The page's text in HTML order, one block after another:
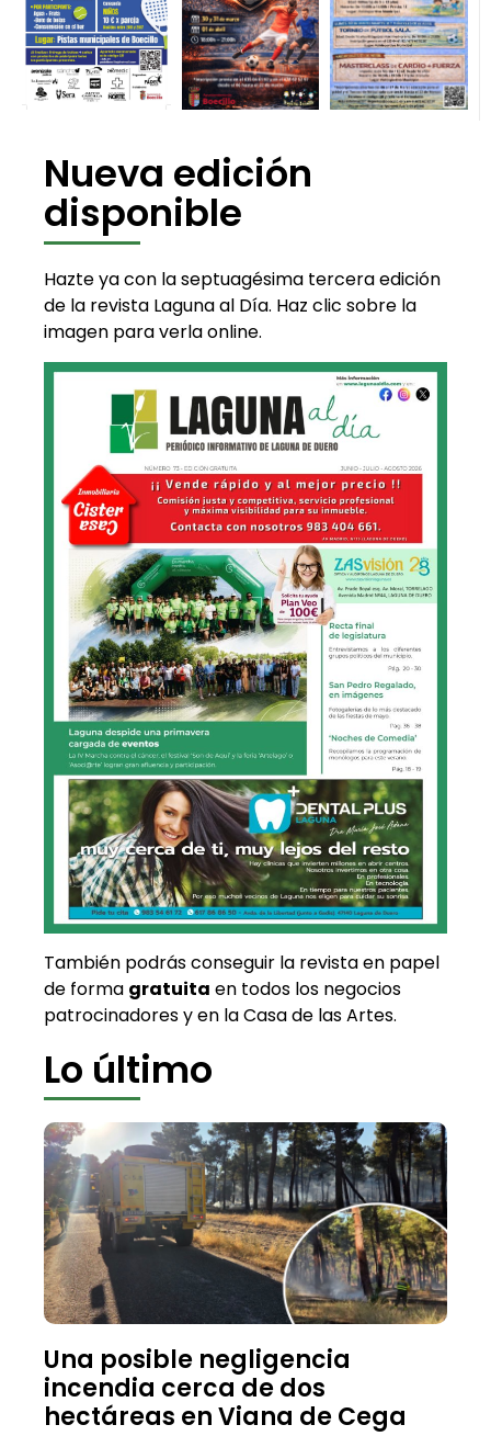
Nueva edición
disponible
Hazte ya con la septuagésima tercera edición
de la revista Laguna al Día. Haz clic sobre la
imagen para verla online.
También podrás conseguir la revista en papel
de forma gratuita en todos los negocios
patrocinadores y en la Casa de las Artes.
Lo último
Una posible negligencia
incendia cerca de dos
hectáreas en Viana de Cega